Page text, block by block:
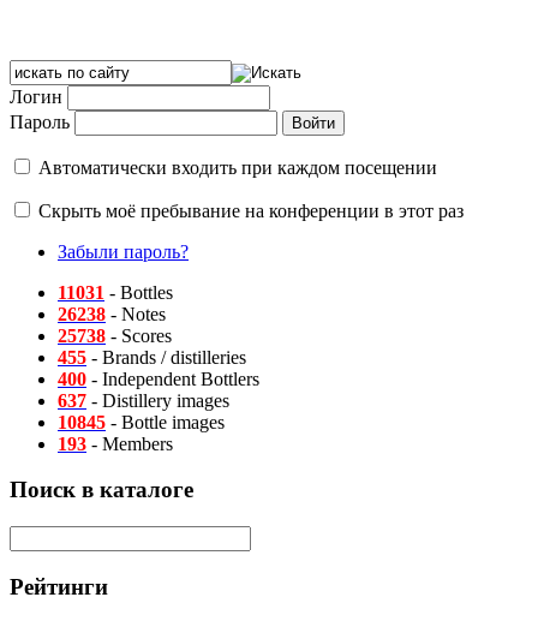
Логин
Пароль
Автоматически входить при каждом посещении
Скрыть моё пребывание на конференции в этот раз
Забыли пароль?
11031 - Bottles
26238 - Notes
25738 - Scores
455 - Brands / distilleries
400 - Independent Bottlers
637 - Distillery images
10845 - Bottle images
193 - Members
Поиск в каталоге
Рейтинги